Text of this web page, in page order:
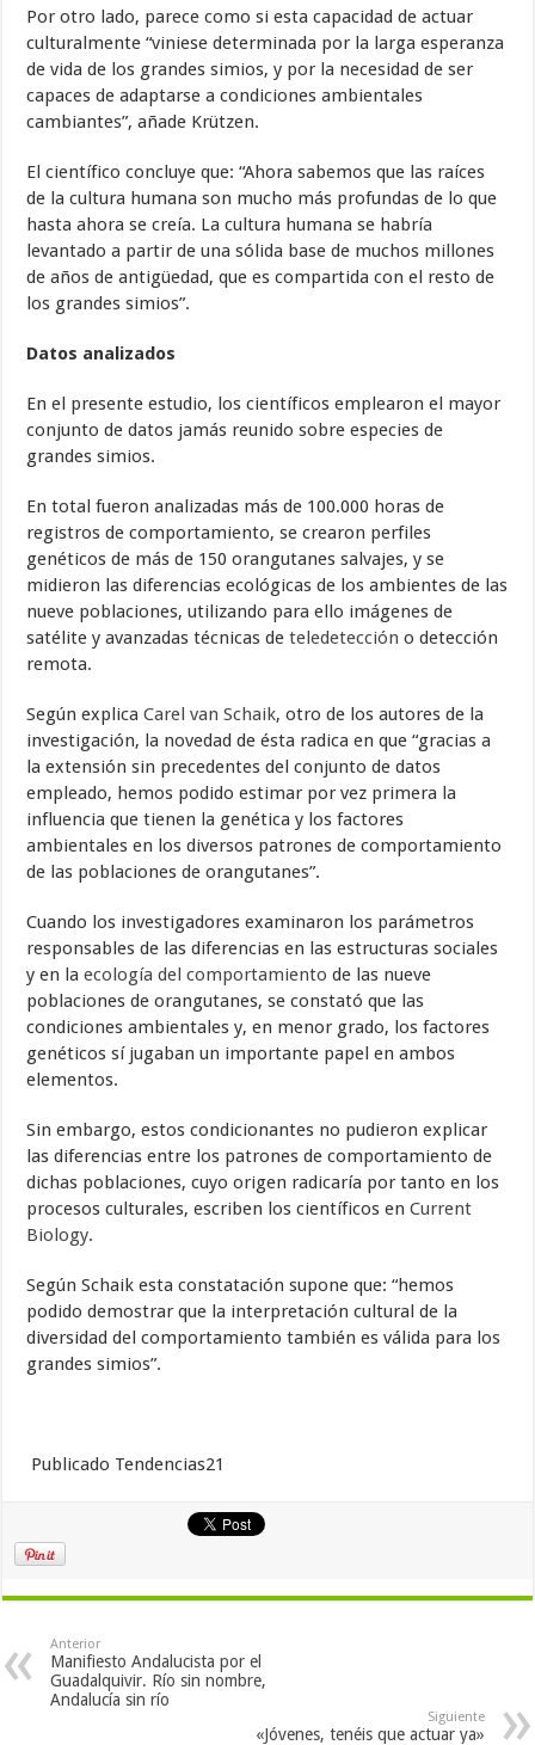
Por otro lado, parece como si esta capacidad de actuar
culturalmente “viniese determinada por la larga esperanza
de vida de los grandes simios, y por la necesidad de ser
capaces de adaptarse a condiciones ambientales
cambiantes”, añade Krützen.
El científico concluye que: “Ahora sabemos que las raíces
de la cultura humana son mucho más profundas de lo que
hasta ahora se creía. La cultura humana se habría
levantado a partir de una sólida base de muchos millones
de años de antigüedad, que es compartida con el resto de
los grandes simios”.
Datos analizados
En el presente estudio, los científicos emplearon el mayor
conjunto de datos jamás reunido sobre especies de
grandes simios.
En total fueron analizadas más de 100.000 horas de
registros de comportamiento, se crearon perfiles
genéticos de más de 150 orangutanes salvajes, y se
midieron las diferencias ecológicas de los ambientes de las
nueve poblaciones, utilizando para ello imágenes de
satélite y avanzadas técnicas deteledetección o detección
remota.
Según explicaCarel van Schaik, otro de los autores de la
investigación, la novedad de ésta radica en que “gracias a
la extensión sin precedentes del conjunto de datos
empleado, hemos podido estimar por vez primera la
influencia que tienen la genética y los factores
ambientales en los diversos patrones de comportamiento
de las poblaciones de orangutanes”.
Cuando los investigadores examinaron los parámetros
responsables de las diferencias en las estructuras sociales
y en laecología del comportamiento de las nueve
poblaciones de orangutanes, se constató que las
condiciones ambientales y, en menor grado, los factores
genéticos sí jugaban un importante papel en ambos
elementos.
Sin embargo, estos condicionantes no pudieron explicar
las diferencias entre los patrones de comportamiento de
dichas poblaciones, cuyo origen radicaría por tanto en los
procesos culturales, escriben los científicos enCurrent
Biology.
Según Schaik esta constatación supone que: “hemos
podido demostrar que la interpretación cultural de la
diversidad del comportamiento también es válida para los
grandes simios”.
Publicado Tendencias21
Anterior
Manifiesto Andalucista por el
Guadalquivir. Río sin nombre,
Andalucía sin río
Siguiente
«Jóvenes, tenéis que actuar ya»